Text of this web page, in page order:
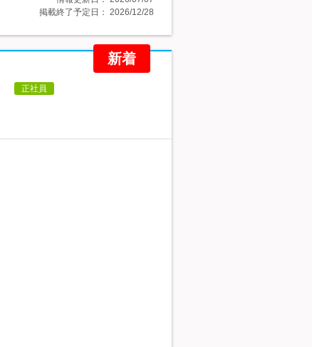
掲載終了予定日： 2026/12/28
新着
正社員